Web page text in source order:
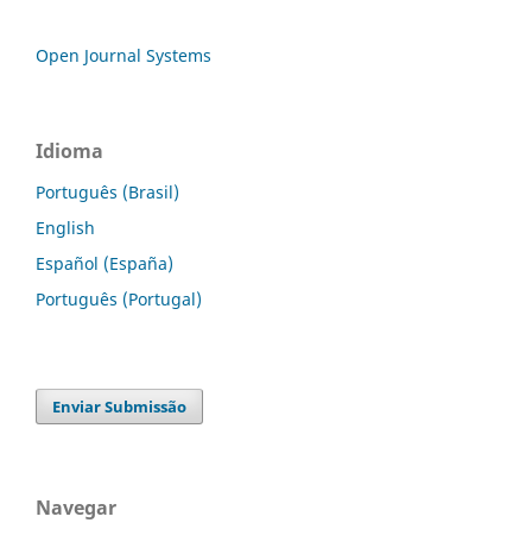
Open Journal Systems
Idioma
Português (Brasil)
English
Español (España)
Português (Portugal)
Enviar Submissão
Navegar